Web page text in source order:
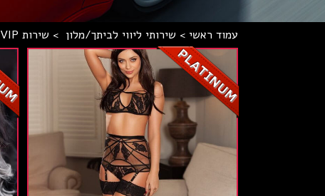
עמוד ראשי > שירותי ליווי לביתך/מלון > שירות VIP לאוליגרכים